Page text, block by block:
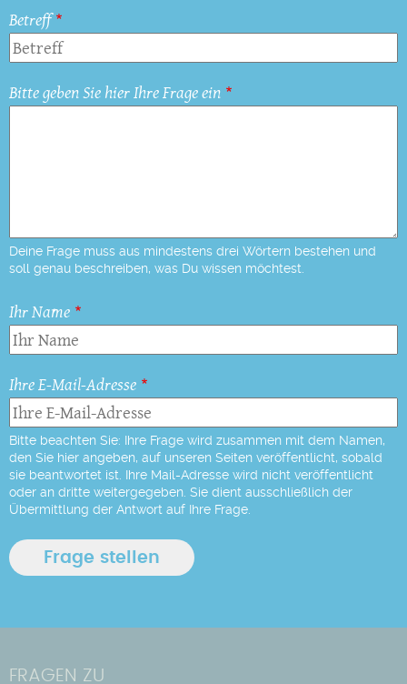
Betreff
Bitte geben Sie hier Ihre Frage ein
Deine Frage muss aus mindestens drei Wörtern bestehen und
soll genau beschreiben, was Du wissen möchtest.
Ihr Name
Ihre E-Mail-Adresse
Bitte beachten Sie: Ihre Frage wird zusammen mit dem Namen,
den Sie hier angeben, auf unseren Seiten veröffentlicht, sobald
sie beantwortet ist. Ihre Mail-Adresse wird nicht veröffentlicht
oder an dritte weitergegeben. Sie dient ausschließlich der
Übermittlung der Antwort auf Ihre Frage.
FRAGEN ZU